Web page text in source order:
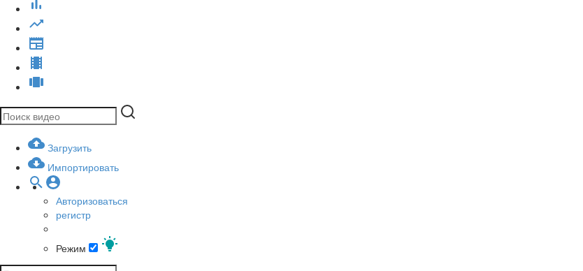
Загрузить
Импортировать
Авторизоваться
регистр
Режим